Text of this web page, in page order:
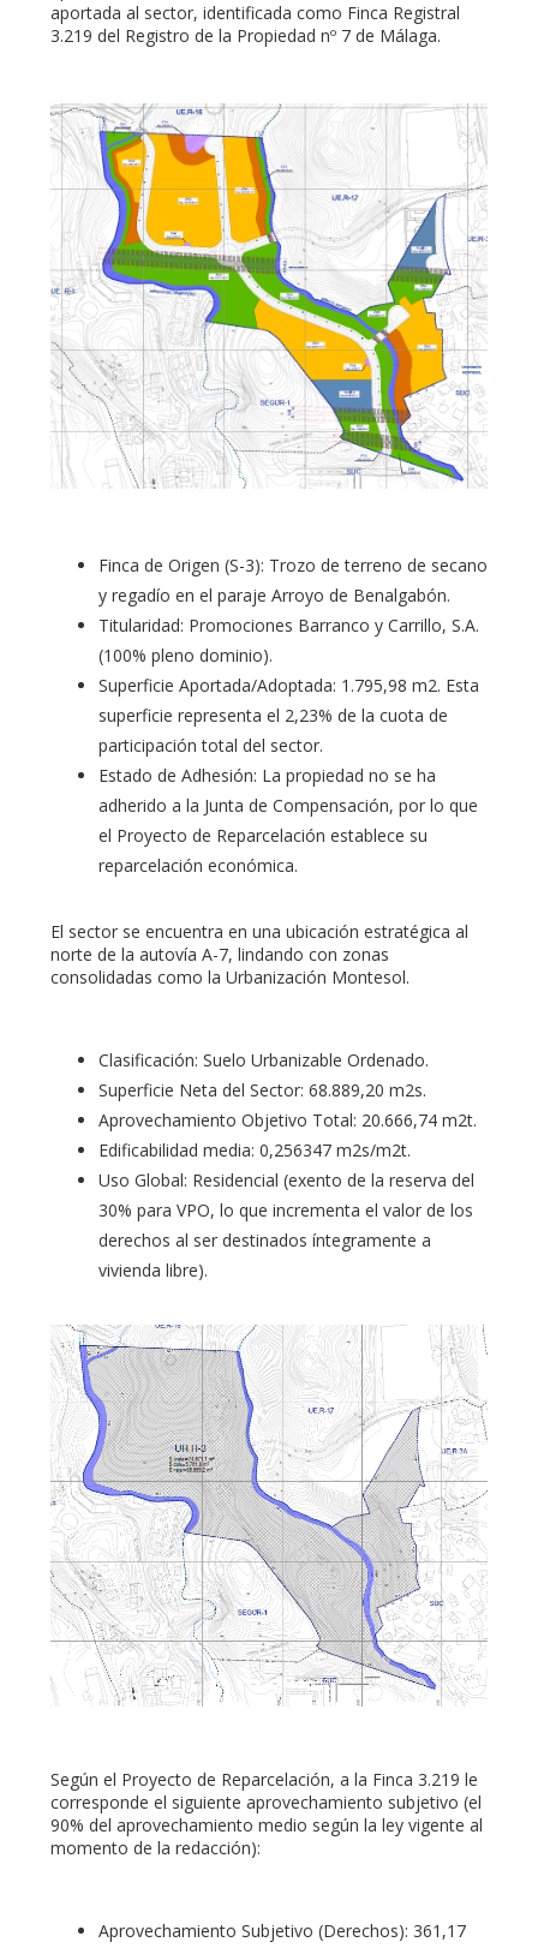
aportada al sector, identificada como Finca Registral
3.219 del Registro de la Propiedad nº 7 de Málaga.
Finca de Origen (S-3): Trozo de terreno de secano
y regadío en el paraje Arroyo de Benalgabón.
Titularidad: Promociones Barranco y Carrillo, S.A.
(100% pleno dominio).
Superficie Aportada/Adoptada: 1.795,98 m2. Esta
superficie representa el 2,23% de la cuota de
participación total del sector.
Estado de Adhesión: La propiedad no se ha
adherido a la Junta de Compensación, por lo que
el Proyecto de Reparcelación establece su
reparcelación económica.
El sector se encuentra en una ubicación estratégica al
norte de la autovía A-7, lindando con zonas
consolidadas como la Urbanización Montesol.
Clasificación: Suelo Urbanizable Ordenado.
Superficie Neta del Sector: 68.889,20 m2s.
Aprovechamiento Objetivo Total: 20.666,74 m2t.
Edificabilidad media: 0,256347 m2s/m2t.
Uso Global: Residencial (exento de la reserva del
30% para VPO, lo que incrementa el valor de los
derechos al ser destinados íntegramente a
vivienda libre).
Según el Proyecto de Reparcelación, a la Finca 3.219 le
corresponde el siguiente aprovechamiento subjetivo (el
90% del aprovechamiento medio según la ley vigente al
momento de la redacción):
Aprovechamiento Subjetivo (Derechos): 361,17